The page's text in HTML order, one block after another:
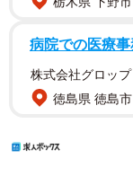
病院での医療事
株式会社グロップ
徳島県 徳島市